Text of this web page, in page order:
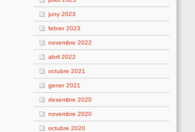
juny 2023
febrer 2023
novembre 2022
abril 2022
octubre 2021
gener 2021
desembre 2020
novembre 2020
octubre 2020